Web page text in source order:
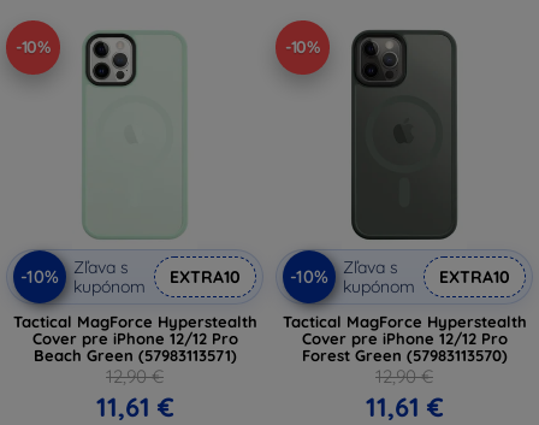
-10%
-10%
Zľava s
kupónom
EXTRA10
Tactical MagForce Hyperstealth
Cover pre iPhone 12/12 Pro
Beach Green (57983113571)
12,90 €
11,61 €
-10%
-10%
Zľava s
kupónom
EXTRA10
Tactical MagForce Hyperstealth
Cover pre iPhone 12/12 Pro
Forest Green (57983113570)
12,90 €
11,61 €